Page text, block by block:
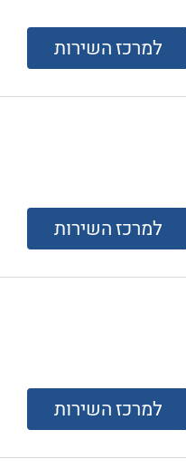
למרכז השירות
למרכז השירות
למרכז השירות